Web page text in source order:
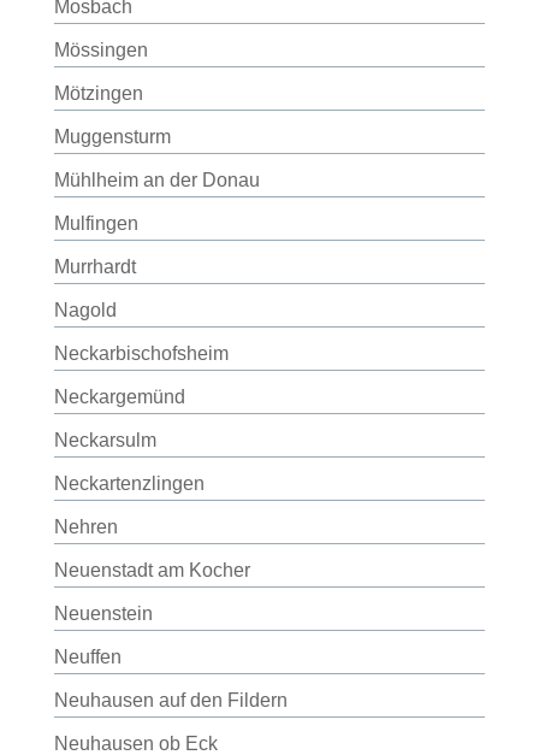
Mosbach
Mössingen
Mötzingen
Muggensturm
Mühlheim an der Donau
Mulfingen
Murrhardt
Nagold
Neckarbischofsheim
Neckargemünd
Neckarsulm
Neckartenzlingen
Nehren
Neuenstadt am Kocher
Neuenstein
Neuffen
Neuhausen auf den Fildern
Neuhausen ob Eck